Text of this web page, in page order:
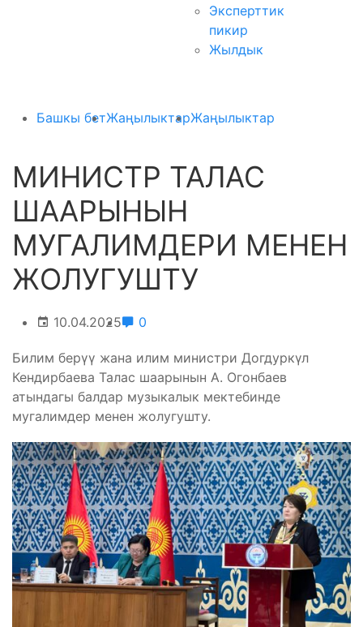
Эксперттик
пикир
Жылдык
Башкы бетЖаңылыктарЖаңылыктар
МИНИСТР ТАЛАС
ШААРЫНЫН
МУГАЛИМДЕРИ МЕНЕН
ЖОЛУГУШТУ
10.04.2025 0
Билим берүү жана илим министри Догдуркүл
Кендирбаева Талас шаарынын А. Огонбаев
атындагы балдар музыкалык мектебинде
мугалимдер менен жолугушту.